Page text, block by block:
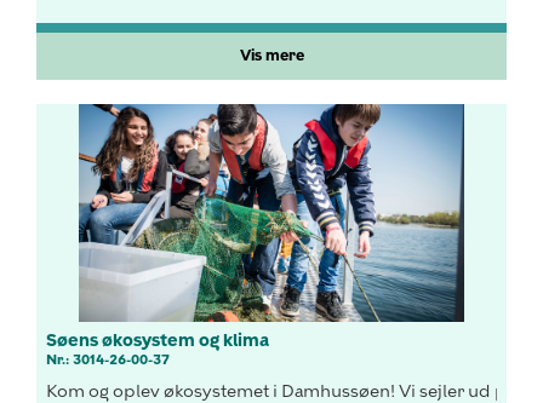
Vis mere
Søens økosystem og klima
Nr.: 3014-26-00-37
Kom og oplev økosystemet i Damhussøen! Vi sejler ud på